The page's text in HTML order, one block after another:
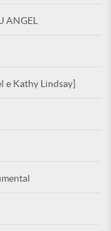
ANGEL
e Kathy Lindsay]